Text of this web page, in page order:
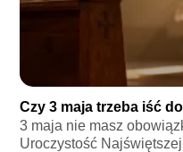
Czy 3 maja trzeba iść
3 maja nie masz
Uroczystość